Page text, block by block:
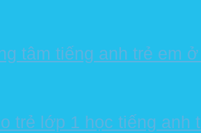
tâm tiếng anh trẻ em
trẻ lớp 1 học tiếng anh